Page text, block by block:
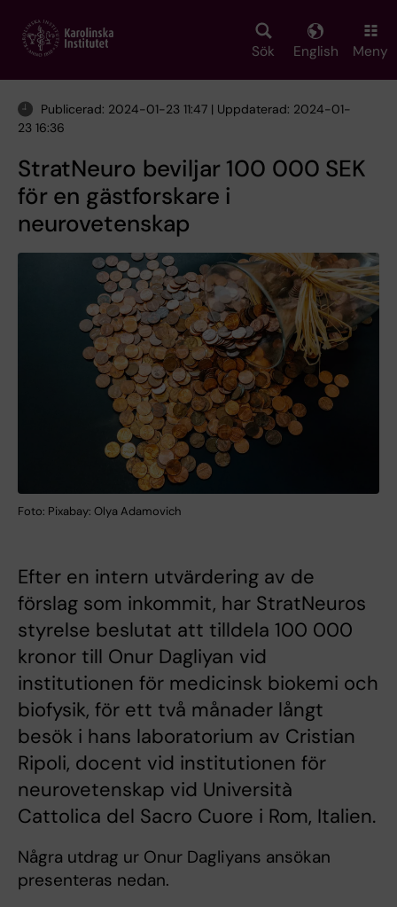
main
Sök English Meny
Publicerad: 2024-01-23 11:47 | Uppdaterad: 2024-01-
23 16:36
StratNeuro beviljar 100 000 SEK
för en gästforskare i
neurovetenskap
Foto: Pixabay: Olya Adamovich
Efter en intern utvärdering av de
förslag som inkommit, har StratNeuros
styrelse beslutat att tilldela 100 000
kronor till Onur Dagliyan vid
institutionen för medicinsk biokemi och
biofysik, för ett två månader långt
besök i hans laboratorium av Cristian
Ripoli, docent vid institutionen för
neurovetenskap vid Università
Cattolica del Sacro Cuore i Rom, Italien.
Några utdrag ur Onur Dagliyans ansökan
presenteras nedan.